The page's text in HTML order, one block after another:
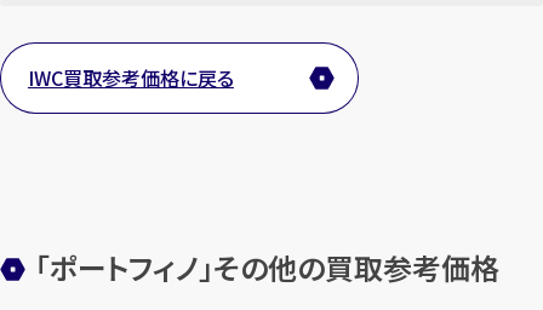
IWC買取参考価格に戻る
「ポートフィノ」その他の買取参考価格